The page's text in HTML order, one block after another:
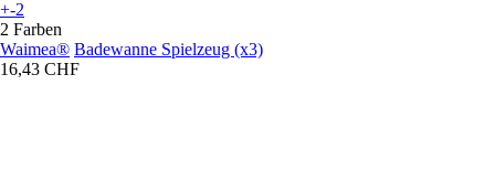
+-2
2 Farben
Waimea® Badewanne Spielzeug (x3)
16,43 CHF